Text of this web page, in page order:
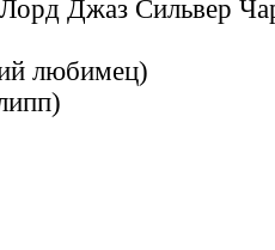
Лорд Джаз Сильвер
любимец)